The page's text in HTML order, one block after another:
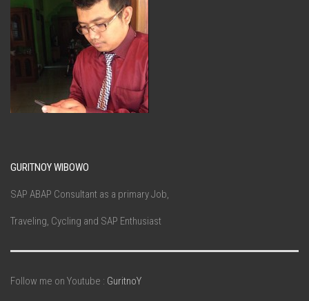
GURITNOY WIBOWO
SAP ABAP Consultant as a primary Job,
Traveling, Cycling and SAP Enthusiast
Follow me on Youtube : GuritnoY